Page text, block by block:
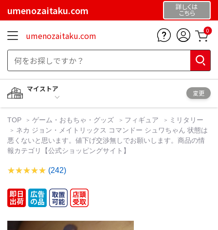
umenozaitaku.com 詳しくは
こちら
umenozaitaku.com 0
マイストア
変更
TOP ゲーム・おもちゃ・グッズ フィギュア
ミリタリー
ネカ ジョン・メイトリックス コマンドー シュワちゃん 状態は
悪くないと思います。値下げ交渉無しでお願いします。商品の情
報カテゴリ【公式ショッピングサイト】
(242)